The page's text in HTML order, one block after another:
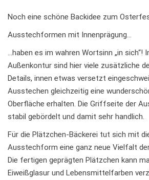
Noch eine schöne Backidee zum
Ausstechformen mit Innenprägung…
…haben es im wahren Wortsinn „in sich“!
Außenkontur sind hier viele zusätzliche
Details, innen etwas versetzt
Ausstechen gleichzeitig eine
Oberfläche erhalten. Die Griffseite der
stabil gebördelt und damit sehr handlich.
Für die Plätzchen-Bäckerei tut sich mit
Ausstechform eine ganz neue Vielfalt
Die fertigen geprägten Plätzchen kann
Eiweißglasur und Lebensmittelfarben